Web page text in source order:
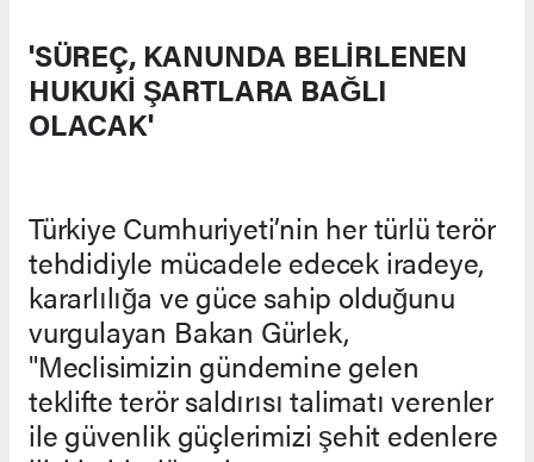
'SÜREÇ, KANUNDA BELİRLENEN
HUKUKİ ŞARTLARA BAĞLI
OLACAK'
Türkiye Cumhuriyeti’nin her türlü terör
tehdidiyle mücadele edecek iradeye,
kararlılığa ve güce sahip olduğunu
vurgulayan Bakan Gürlek,
"Meclisimizin gündemine gelen
teklifte terör saldırısı talimatı verenler
ile güvenlik güçlerimizi şehit edenlere